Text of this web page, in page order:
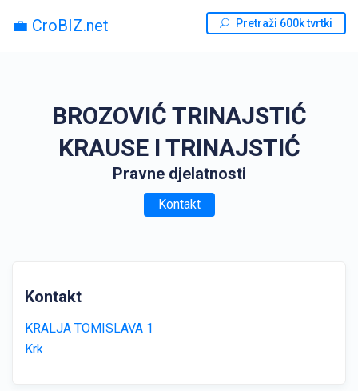
💼 CroBIZ.net Pretraži 600k tvrtki
BROZOVIĆ TRINAJSTIĆ
KRAUSE I TRINAJSTIĆ
Pravne djelatnosti
Kontakt
Kontakt
KRALJA TOMISLAVA 1
Krk